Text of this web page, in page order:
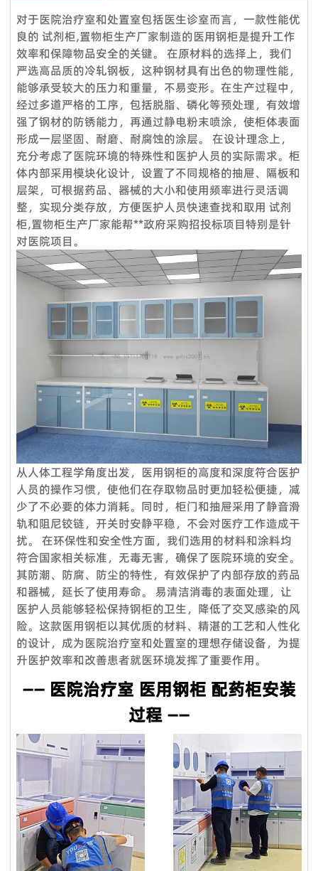
对于医院治疗室和处置室包括医生诊室而言，一款性能优
良的 试剂柜,置物柜生产厂家制造的医用钢柜是提升工作
效率和保障物品安全的关键。 在原材料的选择上，我们
严选高品质的冷轧钢板，这种钢材具有出色的物理性能，
能够承受较大的压力和重量，不易变形。在生产过程中，
经过多道严格的工序，包括脱脂、磷化等预处理，有效增
强了钢材的防锈能力，再通过静电粉末喷涂，使柜体表面
形成一层坚固、耐磨、耐腐蚀的涂层。 在设计理念上，
充分考虑了医院环境的特殊性和医护人员的实际需求。柜
体内部采用模块化设计，设置了不同规格的抽屉、隔板和
层架，可根据药品、器械的大小和使用频率进行灵活调
整，实现分类存放，方便医护人员快速查找和取用 试剂
柜,置物柜生产厂家能帮**政府采购招投标项目特别是针
对医院项目。
从人体工程学角度出发，医用钢柜的高度和深度符合医护
人员的操作习惯，使他们在存取物品时更加轻松便捷，减
少了不必要的体力消耗。同时，柜门和抽屉采用了静音滑
轨和阻尼铰链，开关时安静平稳，不会对医疗工作造成干
扰。 在环保性和安全性方面，我们选用的材料和涂料均
符合国家相关标准，无毒无害，确保了医院环境的安全。
其防潮、防腐、防尘的特性，有效保护了内部存放的药品
和器械，延长了使用寿命。 易清洁消毒的表面处理，让
医护人员能够轻松保持钢柜的卫生，降低了交叉感染的风
险。这款医用钢柜以其优质的材料、精湛的工艺和人性化
的设计，成为医院治疗室和处置室的理想存储设备，为提
升医护效率和改善患者就医环境发挥了重要作用。
—— 医院治疗室 医用钢柜 配药柜安装
过程 ——
360度服务：
VOUPLUS组建了专业的工程团队，为工程客户和品牌店客户提
供完善的服务和****的项目解决方案。工程团队负责投标项目、
方案设计、配置、现场测量、验收报告、后续服务等。项目案例
来自政府、医疗机构、教育系统、酒店、银行等各行各业。我们
还负责提供专业的服务，通过提供培训课程帮助品牌店客户建立
强大的销售团队，这就是过去15年来客户选择我们的原因。
服务理念：客户至上
售前服务：
VOUPLUS坚持把专业的人放在合适的岗位，工程团队为客户提
供专业的方案设计、**合理的空间配置、后期的跟进工作，致力
于打造和谐的工作环境。
销售服务：
我们是一支专业的咨询团队，帮助您选择合适的家具并给出建议
和详细的家具保养原则。
售后服务：
产品享受三年保固及维修服务。我司售后服务中心负责处理客户
咨询、投诉、维修及应急服务、亲善回访等。三年保固期内，除
人为因素外，经维修后，产品无法正常使用，厂家将给予换货。
Q1. 我可以在下订单之前索取样品吗？
是的，我们欢迎订购样品来测试和检查质量。混合样品是可以接
受的。但考虑到节省邮费，我们还提供详细的图片和其他您需要
的文件，以作为替代解决方案来消除您的顾虑。
Q2.我可以参观你们的工厂吗？
当然，我们的工厂位于中国广州，距离广州白云国际机场仅 12
公里。如果您想参观我们的工厂，请联系我们预约。除了带您参
观我们的工厂外，我们还可以帮助您预订酒店、机场接机等。
Q3.你们工厂的付款期限是怎样的？
标准产品，通常以 TT 30% 定金，装货前 70% 余款；信用证；
OA；贸易保证可接受。定制产品需支付 50% 定金。
Q4：交货时间怎么样？
标准产品需要5-7个工作日，定制产品时间需要20天；大批量生
产需要10天**。
Q5：我是一个小批发商，你们接受小额订单吗？
当然可以。从您联系我们的那一刻起，您就成为我们宝贵的潜在
客户。无论您的数量多大或少，我们都期待与您合作，希望我们
未来能够共同成长。
Q6：我可以把我的标志放在产品上吗？
是的。您可以将您的织物徽标发送给我们，然后我们可以在椅子
上放置您的徽标。此外，我们可以在盒子上印上您的徽标。
Q7. 你们的质量控制如何？
质量是我们的文化。我们拥有专业的质量检测中心，对原材料进
行化学和物理测试，只有合格的才能生产。专业的QC团队拥有
50名成员，在交货前对产品和包装进行测试。我们将在整个批
量生产过程中控制货物的质量。我们保证客户对我们**产品
100％满意。如果您对柔佛的质量或服务不满意，请随时立即反
馈我们，如果产品不符合合同要求，我们将免费更换或在下一个
订单中给您补偿。对于国外订单，我们确保大多数配件。在某些
特殊情况下，我们将给予折扣作为解决方案。
Q8. 你的设计能力如何？
我们拥有12人的设计团队，设计师拥有10年以上行业经验，毕
业于家具产品设计专业，医疗家具风格、医院空间布局均由我们
设计团队自主设计开发。
Q9：你们能对你们的产品提供保修吗？
是的，我们对**产品提供 100% 满意保证。我们可以提供 5 年
的保证。
Q10：您可以进行定制吗？
我们拥有强大的开发工具来映射自定义功能。